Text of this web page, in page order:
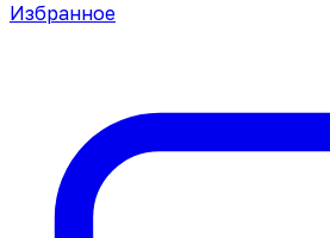
Избранное